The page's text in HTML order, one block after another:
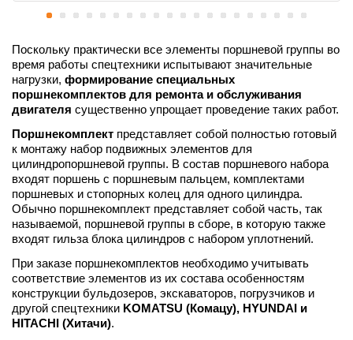
Поскольку практически все элементы поршневой группы во
время работы спецтехники испытывают значительные
нагрузки, формирование специальных
поршнекомплектов для ремонта и обслуживания
двигателя существенно упрощает проведение таких работ.
Поршнекомплект представляет собой полностью готовый
к монтажу набор подвижных элементов для
цилиндропоршневой группы. В состав поршневого набора
входят поршень с поршневым пальцем, комплектами
поршневых и стопорных колец для одного цилиндра.
Обычно поршнекомплект представляет собой часть, так
называемой, поршневой группы в сборе, в которую также
входят гильза блока цилиндров с набором уплотнений.
При заказе поршнекомплектов необходимо учитывать
соответствие элементов из их состава особенностям
конструкции бульдозеров, экскаваторов, погрузчиков и
другой спецтехники KOMATSU (Комацу), НYUNDAI и
HITACHI (Хитачи).